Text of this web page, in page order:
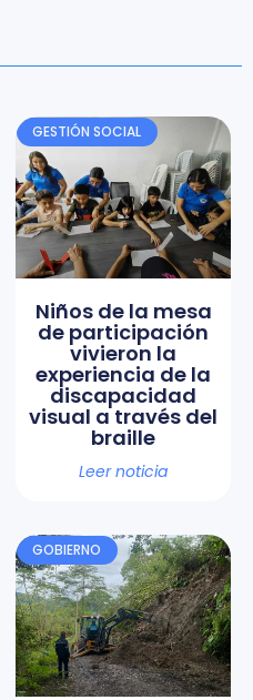
GESTIÓN SOCIAL
Niños de la mesa
de participación
vivieron la
experiencia de la
discapacidad
visual a través del
braille
Leer noticia
GOBIERNO